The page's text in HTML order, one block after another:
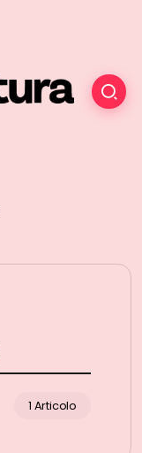
1 Articolo